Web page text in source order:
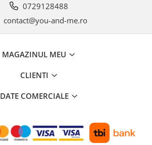
0729128488
contact@you-and-me.ro
MAGAZINUL MEU
CLIENTI
DATE COMERCIALE